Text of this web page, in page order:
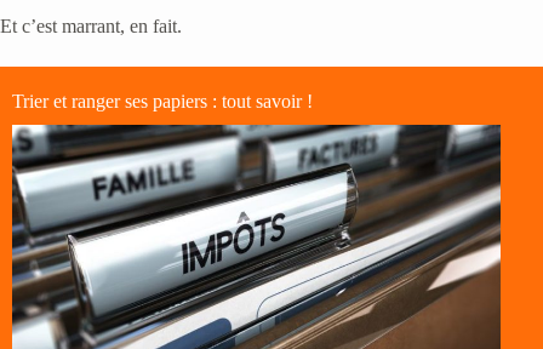
Et c’est marrant, en fait.
Trier et ranger ses papiers : tout savoir !